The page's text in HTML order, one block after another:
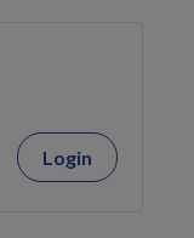
Login